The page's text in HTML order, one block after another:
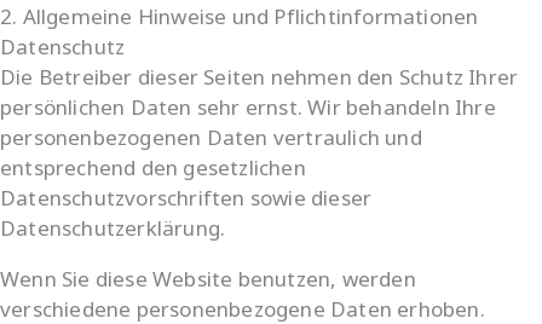
2. Allgemeine Hinweise und Pflicht­informationen
Datenschutz
Die Betreiber dieser Seiten nehmen den Schutz Ihrer
persönlichen Daten sehr ernst. Wir behandeln Ihre
personenbezogenen Daten vertraulich und
entsprechend den gesetzlichen
Datenschutzvorschriften sowie dieser
Datenschutzerklärung.
Wenn Sie diese Website benutzen, werden
verschiedene personenbezogene Daten erhoben.